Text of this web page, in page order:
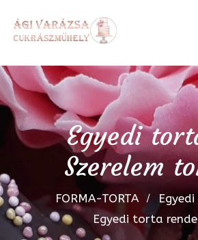
Egyedi
Szerelem
FORMA-TORTA
Egyedi torta